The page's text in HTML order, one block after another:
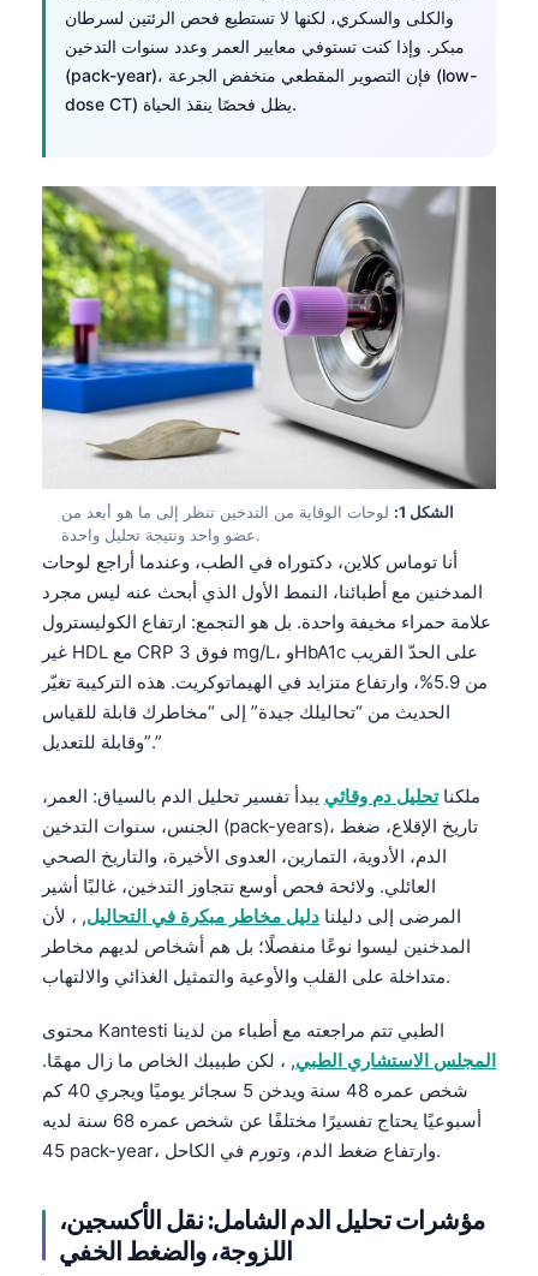
والكلى والسكري، لكنها لا تستطيع فحص الرئتين لسرطان
مبكر. وإذا كنت تستوفي معايير العمر وعدد سنوات التدخين
(pack-year)، فإن التصوير المقطعي منخفض الجرعة (low-
dose CT) يظل فحصًا ينقذ الحياة.
الشكل 1:
لوحات الوقاية من التدخين تنظر إلى ما هو أبعد من
عضو واحد ونتيجة تحليل واحدة.
أنا توماس كلاين، دكتوراه في الطب، وعندما أراجع لوحات
المدخنين مع أطبائنا، النمط الأول الذي أبحث عنه ليس مجرد
علامة حمراء مخيفة واحدة. بل هو التجمع: ارتفاع الكوليسترول
غير HDL مع CRP فوق 3 mg/L، وHbA1c على الحدّ القريب
من 5.9%، وارتفاع متزايد في الهيماتوكريت. هذه التركيبة تغيّر
الحديث من “تحاليلك جيدة” إلى “مخاطرك قابلة للقياس
وقابلة للتعديل”.”
ملكناتحليل دم وقائي يبدأ تفسير تحليل الدم بالسياق: العمر،
الجنس، سنوات التدخين (pack-years)، تاريخ الإقلاع، ضغط
الدم، الأدوية، التمارين، العدوى الأخيرة، والتاريخ الصحي
العائلي. ولائحة فحص أوسع تتجاوز التدخين، غالبًا أشير
المرضى إلى دليلنا دليل مخاطر مبكرة في التحاليل, ، لأن
المدخنين ليسوا نوعًا منفصلًا؛ بل هم أشخاص لديهم مخاطر
متداخلة على القلب والأوعية والتمثيل الغذائي والالتهاب.
محتوى Kantesti الطبي تتم مراجعته مع أطباء من لدينا
المجلس الاستشاري الطبي, ، لكن طبيبك الخاص ما زال مهمًا.
شخص عمره 48 سنة ويدخن 5 سجائر يوميًا ويجري 40 كم
أسبوعيًا يحتاج تفسيرًا مختلفًا عن شخص عمره 68 سنة لديه
45 pack-year، وارتفاع ضغط الدم، وتورم في الكاحل.
مؤشرات تحليل الدم الشامل: نقل الأكسجين،
اللزوجة، والضغط الخفي